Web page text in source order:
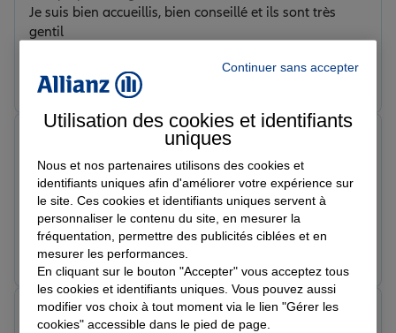
Je suis bien accueillis, bien conseillé et ils sont très
gentil
Prendre un RDV Voir l'agence
Le 20/02/2026 - Agence SAINTES
Un grand merci à Sylvain pour son accompagnement
en assurance RC pro : face à mon activité récente et
méconnue, il s’est fortement investi pour trouver la
couverture la plus adaptée, avec réactivité et
professionnalisme. Merci également à Claire, tout
aussi efficace lorsqu’elle prend le relais en l’absence de
Sylvain. Très satisfaite également de mes contrats
personnels. Je recommande vivement l’agence Allianz
Prendre un RDV
Note de 5 sur 5
deborah l.
Continuer sans accepter
Utilisation des cookies et identifiants
uniques
Nous et nos partenaires utilisons des cookies et
identifiants uniques afin d'améliorer votre expérience sur
le site. Ces cookies et identifiants uniques servent à
personnaliser le contenu du site, en mesurer la
fréquentation, permettre des publicités ciblées et en
mesurer les performances.
En cliquant sur le bouton "Accepter" vous acceptez tous
les cookies et identifiants uniques. Vous pouvez aussi
modifier vos choix à tout moment via le lien "Gérer les
cookies" accessible dans le pied de page.